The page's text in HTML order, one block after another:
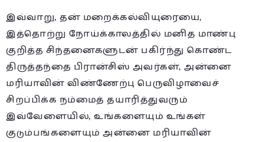
இவ்வாறு, தன் மறைக்கல்வியுரையை,
இத்தொற்று நோய்க்காலத்தில் மனித மாண்பு
குறித்த சிந்தனைகளுடன் பகிர்ந்து கொண்ட
திருத்தந்தை பிரான்சிஸ் அவர்கள், அன்னை
மரியாவின் விண்ணேற்பு பெருவிழாவைச்
சிறப்பிக்க நம்மைத் தயாரித்துவரும்
இவ்வேளையில், உங்களையும் உங்கள்
குடும்பங்களையும் அன்னை மரியாவின்